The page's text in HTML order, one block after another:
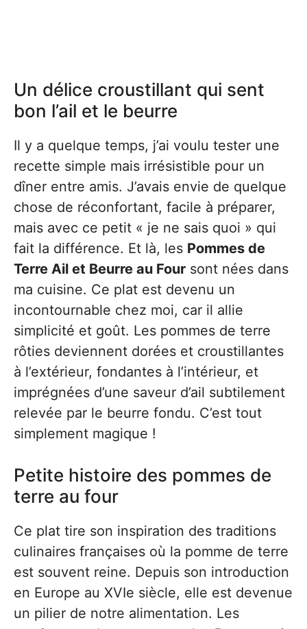
Un délice croustillant qui sent
bon l’ail et le beurre
Il y a quelque temps, j’ai voulu tester une
recette simple mais irrésistible pour un
dîner entre amis. J’avais envie de quelque
chose de réconfortant, facile à préparer,
mais avec ce petit « je ne sais quoi » qui
fait la différence. Et là, les Pommes de
Terre Ail et Beurre au Four sont nées dans
ma cuisine. Ce plat est devenu un
incontournable chez moi, car il allie
simplicité et goût. Les pommes de terre
rôties deviennent dorées et croustillantes
à l’extérieur, fondantes à l’intérieur, et
imprégnées d’une saveur d’ail subtilement
relevée par le beurre fondu. C’est tout
simplement magique !
Petite histoire des pommes de
terre au four
Ce plat tire son inspiration des traditions
culinaires françaises où la pomme de terre
est souvent reine. Depuis son introduction
en Europe au XVIe siècle, elle est devenue
un pilier de notre alimentation. Les